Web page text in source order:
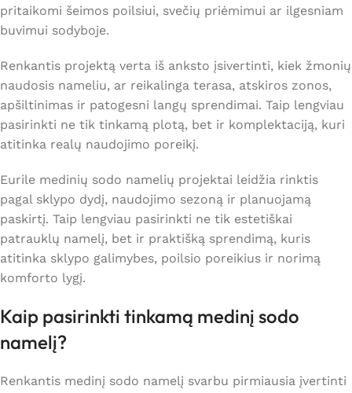
pritaikomi šeimos poilsiui, svečių priėmimui ar ilgesniam
buvimui sodyboje.
Renkantis projektą verta iš anksto įsivertinti, kiek žmonių
naudosis nameliu, ar reikalinga terasa, atskiros zonos,
apšiltinimas ir patogesni langų sprendimai. Taip lengviau
pasirinkti ne tik tinkamą plotą, bet ir komplektaciją, kuri
atitinka realų naudojimo poreikį.
Eurile medinių sodo namelių projektai leidžia rinktis
pagal sklypo dydį, naudojimo sezoną ir planuojamą
paskirtį. Taip lengviau pasirinkti ne tik estetiškai
patrauklų namelį, bet ir praktišką sprendimą, kuris
atitinka sklypo galimybes, poilsio poreikius ir norimą
komforto lygį.
Kaip pasirinkti tinkamą medinį sodo
namelį?
Renkantis medinį sodo namelį svarbu pirmiausia įvertinti